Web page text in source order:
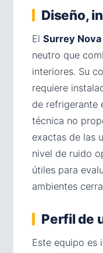
Diseño,
El Surrey Nova
neutro que
interiores. Su
requiere
de refrigerante
técnica no
exactas de las
nivel de ruido
útiles para
ambientes
Perfil de
Este equipo es